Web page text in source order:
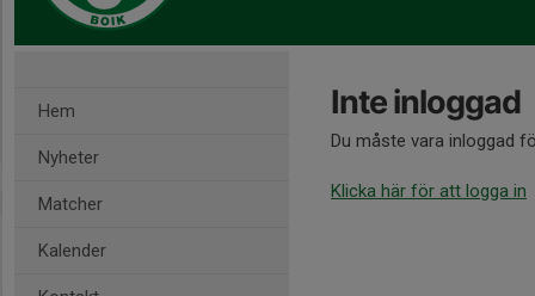
Hem
Nyheter
Matcher
Kalender
Inte inloggad
Du måste vara inloggad
Klicka här för att logga in